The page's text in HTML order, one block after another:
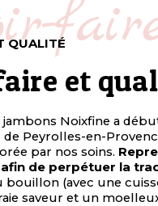
QUALITÉ
et
jambons Noixfine a
Peyrolles-en-
par nos soins.
de perpétuer la
(avec une
saveur et un